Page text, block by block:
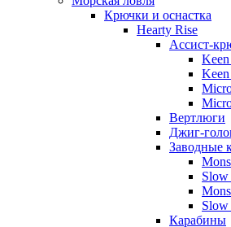
Крючки и оснастка
Hearty Rise
Ассист-
Вертлюги
Джиг-
Заводные
Slow
Карабины